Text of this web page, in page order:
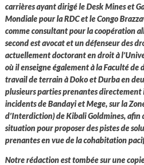
carrières ayant dirigé le Desk Mines et
Mondiale pour la RDC et le Congo
comme consultant pour la coopération
second est avocat et un défenseur des
actuellement doctorant en droit à
où il enseigne également à la Faculté de
travail de terrain à Doko et Durba en
plusieurs parties prenantes directement
incidents de Bandayi et Mege, sur la
d’Interdiction) de Kibali Goldmines, afin
situation pour proposer des pistes de
prenantes en vue de la cohabitation
Notre rédaction est tombée sur une